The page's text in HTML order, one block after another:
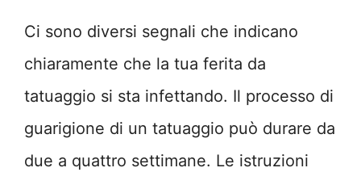
Ci sono diversi segnali che indicano
chiaramente che la tua ferita da
tatuaggio si sta infettando. Il processo di
guarigione di un tatuaggio può durare da
due a quattro settimane. Le istruzioni